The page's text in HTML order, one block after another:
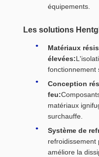
équipements.
Les solutions
Matériaux
élevées:
fonctionnement
Conception
feu:
matériaux
surchauffe.
Système de
refroidissement
améliore la